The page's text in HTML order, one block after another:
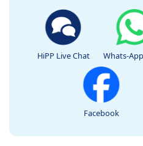
HiPP Live Chat Whats-
Facebook